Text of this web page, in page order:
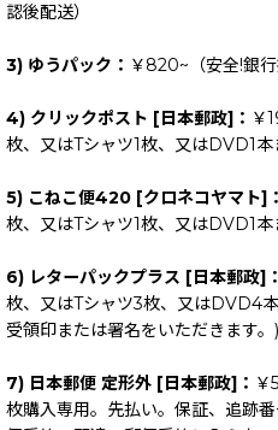
認後配送）
3) ゆうパック： ￥820~（安全!銀
4) クリックポスト [日本郵政]： ￥
枚、又はTシャツ1枚、又はDVD1
5) こねこ便420 [クロネコヤマト]：
枚、又はTシャツ1枚、又はDVD1
6) レターパックプラス [日本郵政]：
枚、又はTシャツ3枚、又はDVD4
受領印または署名をいただきます。)
7) 日本郵便 定形外 [日本郵政]： ￥
枚購入専用。先払い。保証、追跡